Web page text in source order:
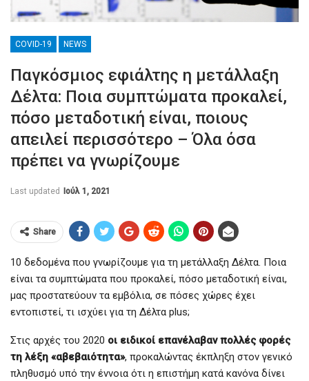
COVID-19 NEWS
Παγκόσμιος εφιάλτης η μετάλλαξη
Δέλτα: Ποια συμπτώματα προκαλεί,
πόσο μεταδοτική είναι, ποιους
απειλεί περισσότερο – Όλα όσα
πρέπει να γνωρίζουμε
Last updated Ιούλ 1, 2021
Share
10 δεδομένα που γνωρίζουμε για τη μετάλλαξη Δέλτα. Ποια
είναι τα συμπτώματα που προκαλεί, πόσο μεταδοτική είναι,
μας προστατεύουν τα εμβόλια, σε πόσες χώρες έχει
εντοπιστεί, τι ισχύει για τη Δέλτα plus;
Στις αρχές του 2020 οι ειδικοί επανέλαβαν πολλές φορές
τη λέξη «αβεβαιότητα», προκαλώντας έκπληξη στον γενικό
πληθυσμό υπό την έννοια ότι η επιστήμη κατά κανόνα δίνει